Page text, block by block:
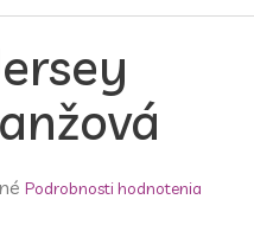
Podrobnosti hodnotenia